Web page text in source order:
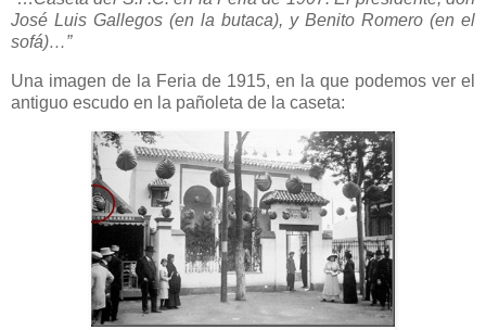
José Luis Gallegos (en la butaca), y Benito Romero (en el
sofá)…”
Una imagen de la Feria de 1915, en la que podemos ver el
antiguo escudo en la pañoleta de la caseta: